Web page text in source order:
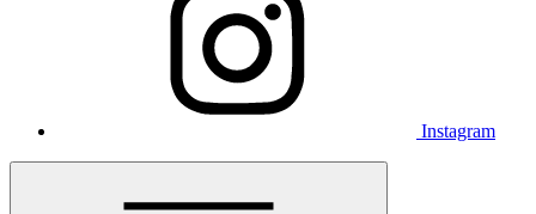
Instagram